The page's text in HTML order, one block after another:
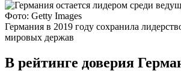
Фото: Getty Images
Германия в 2019 году сохранила
мировых держав
В рейтинге доверия